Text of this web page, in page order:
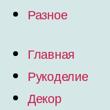
Разное
Главная
Рукоделие
Декор